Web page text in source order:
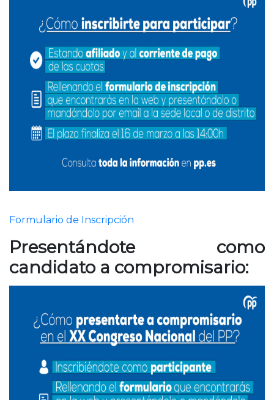
Formulario de Inscripción
Presentándote como
candidato a compromisario: